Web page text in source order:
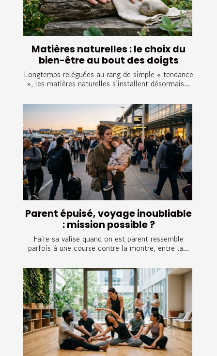
Matières naturelles : le choix du
bien-être au bout des doigts
Longtemps reléguées au rang de simple « tendance
», les matières naturelles s’installent désormais...
Parent épuisé, voyage inoubliable
: mission possible ?
Faire sa valise quand on est parent ressemble
parfois à une course contre la montre, entre la...